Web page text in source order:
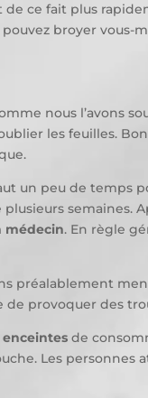
ce fait plus
broyer
nous l’avons
les feuilles.
un peu de temps
semaines.
médecin. En règle
préalablement
provoquer des
de
Les